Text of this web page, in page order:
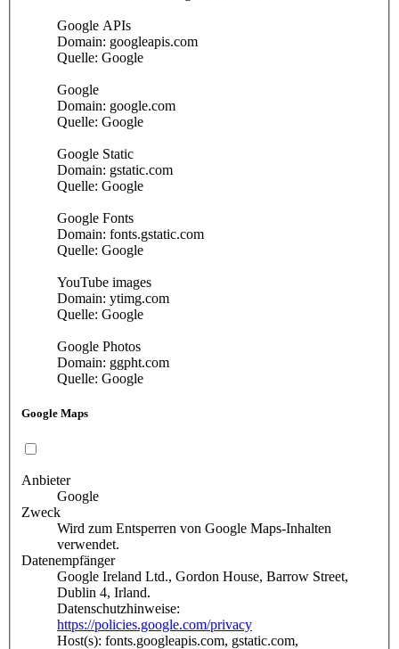
Google APIs
Domain: googleapis.com
Quelle: Google
Google
Domain: google.com
Quelle: Google
Google Static
Domain: gstatic.com
Quelle: Google
Google Fonts
Domain: fonts.gstatic.com
Quelle: Google
YouTube images
Domain: ytimg.com
Quelle: Google
Google Photos
Domain: ggpht.com
Quelle: Google
Google Maps
Anbieter
Google
Zweck
Wird zum Entsperren von Google Maps-Inhalten
verwendet.
Datenempfänger
Google Ireland Ltd., Gordon House, Barrow Street,
Dublin 4, Irland.
Datenschutzhinweise:
https://policies.google.com/privacy
Host(s): fonts.googleapis.com, gstatic.com,